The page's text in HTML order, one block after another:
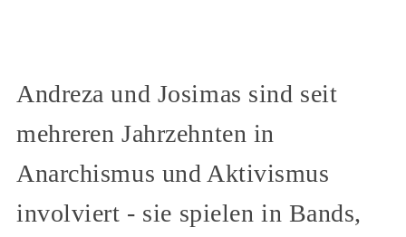
Andreza und Josimas sind seit
mehreren Jahrzehnten in
Anarchismus und Aktivismus
involviert - sie spielen in Bands,